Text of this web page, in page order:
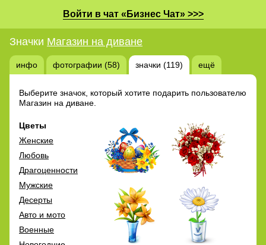
Войти в чат «Бизнес Чат» >>>
Значки Магазин на диване
инфо фотографии (58) значки (119) ещё
Выберите значок, который хотите подарить пользователю
Магазин на диване.
Цветы
Женские
Любовь
Драгоценности
Мужские
Десерты
Авто и мото
Военные